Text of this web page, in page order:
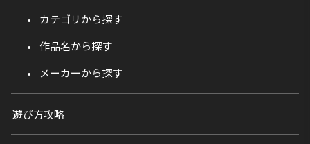
カテゴリから探す
作品名から探す
メーカーから探す
遊び方攻略